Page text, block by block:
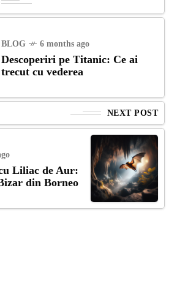
BLOG 6 months ago
Descoperiri pe Titanic: Ce ai
trecut cu vederea
NEXT POST
Liliac de Aur:
din Borneo